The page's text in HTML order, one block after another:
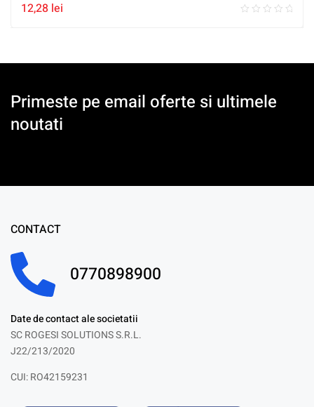
12,28 lei
Primeste pe email oferte si ultimele
noutati
CONTACT
0770898900
Date de contact ale societatii
SC ROGESI SOLUTIONS S.R.L.
J22/213/2020
CUI: RO42159231